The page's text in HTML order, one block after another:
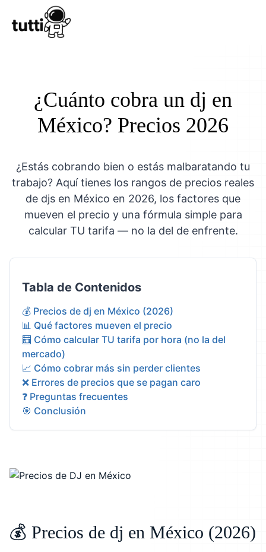
¿Cuánto cobra un dj en
México? Precios 2026
¿Estás cobrando bien o estás malbaratando tu
trabajo? Aquí tienes los rangos de precios reales
de djs en México en 2026, los factores que
mueven el precio y una fórmula simple para
calcular TU tarifa — no la del de enfrente.
Tabla de Contenidos
💰 Precios de dj en México (2026)
📊 Qué factores mueven el precio
🧮 Cómo calcular TU tarifa por hora (no la del
mercado)
📈 Cómo cobrar más sin perder clientes
❌ Errores de precios que se pagan caro
❓ Preguntas frecuentes
🎯 Conclusión
💰 Precios de dj en México (2026)